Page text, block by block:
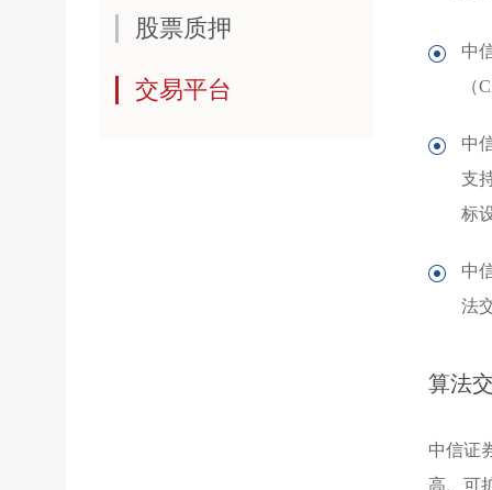
股票质押
交易平台
中
（
中
支
标
中
法
算法
中信证
高、可